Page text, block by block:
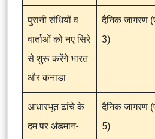
पुरानी संधियों व
वार्ताओं को नए सिरे
से शुरू करेंगे भारत
और कनाडा
दैनिक जागरण
3)
आधारभूत ढांचे के
दम पर अंडमान-
दैनिक जागरण
5)